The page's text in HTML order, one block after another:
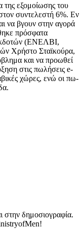
της εξομοίωσης του
συντελεστή 6%. Εν
να βγουν στην αγορά
πρόσφατα
(ΕΝΕΛΒΙ,
Χρήστο Σταϊκούρα,
και να προωθεί
στις πω­λή­σεις e-
χώ­ρες, ενώ οι πω­
δημοσιογραφία.